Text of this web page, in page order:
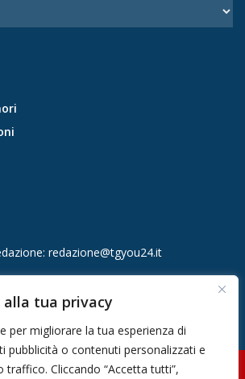
alla tua privacy
per migliorare la tua esperienza di
pubblicità o contenuti personalizzati e
traffico. Cliccando “Accetta tutti”,
redazione@tgyou24.it